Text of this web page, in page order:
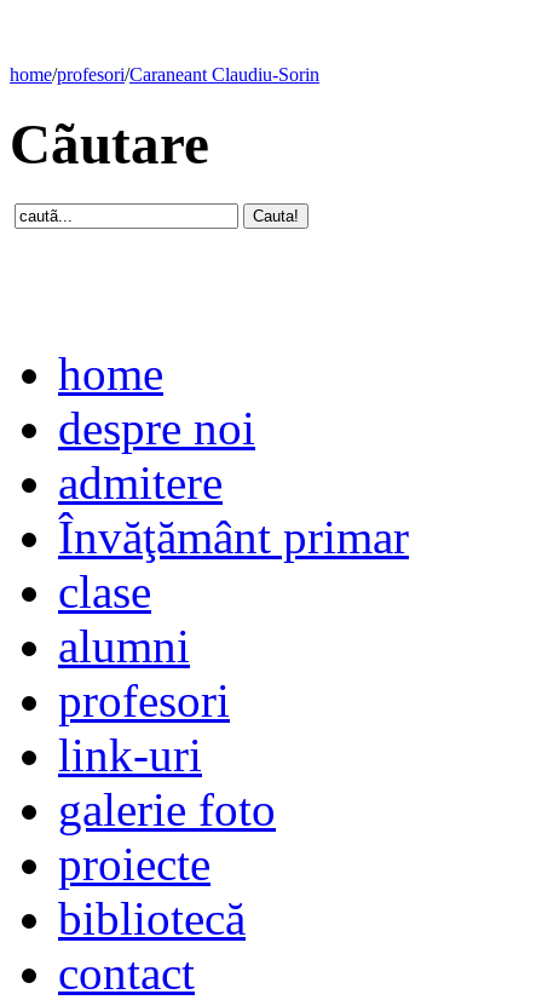
home/profesori/Caraneant Claudiu-Sorin
Cãutare
home
despre noi
admitere
Învăţământ primar
clase
alumni
profesori
link-uri
galerie foto
proiecte
bibliotecă
contact